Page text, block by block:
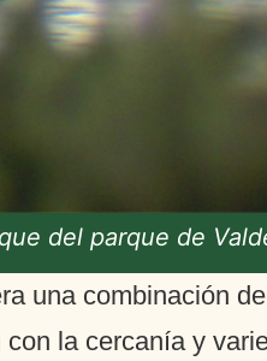
del parque de
una combinación
la cercanía y